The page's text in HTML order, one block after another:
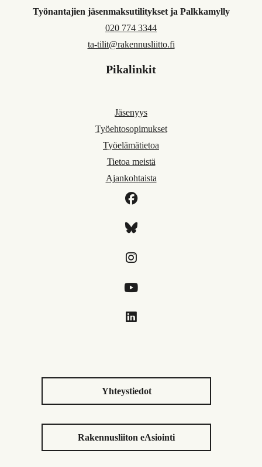
Työnantajien jäsenmaksutilitykset ja Palkkamylly
020 774 3344
ta-tilit@rakennusliitto.fi
Pikalinkit
Jäsenyys
Työehtosopimukset
Työelämätietoa
Tietoa meistä
Ajankohtaista
Yhteystiedot
Rakennusliiton eAsiointi